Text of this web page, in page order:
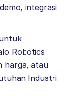
integrasi
Robotics
harga, atau
Industri